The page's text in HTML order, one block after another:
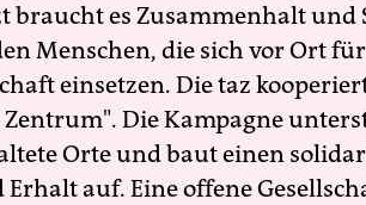
braucht es Zusammenhalt
Menschen, die sich vor Ort
einsetzen. Die taz
Die Kampagne
Orte und baut einen
Erhalt auf. Eine offene